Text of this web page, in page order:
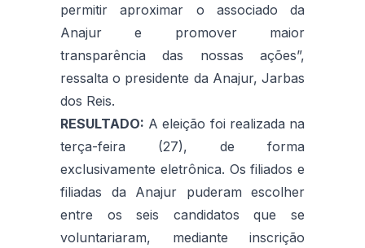
permitir aproximar o associado da
Anajur e promover maior
transparência das nossas ações”,
ressalta o presidente da Anajur, Jarbas
dos Reis.
RESULTADO: A eleição foi realizada na
terça-feira (27), de forma
exclusivamente eletrônica. Os filiados e
filiadas da Anajur puderam escolher
entre os seis candidatos que se
voluntariaram, mediante inscrição